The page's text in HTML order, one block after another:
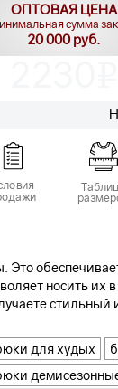
ОПТОВАЯ ЦЕНА
сумма
20 000 руб.
носить их
для худых